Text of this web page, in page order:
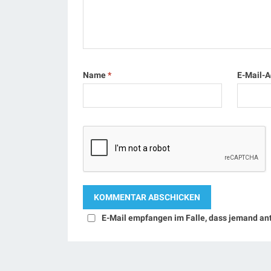
Name* E-Mail-
E-Mail empfangen im Falle, dass jemand